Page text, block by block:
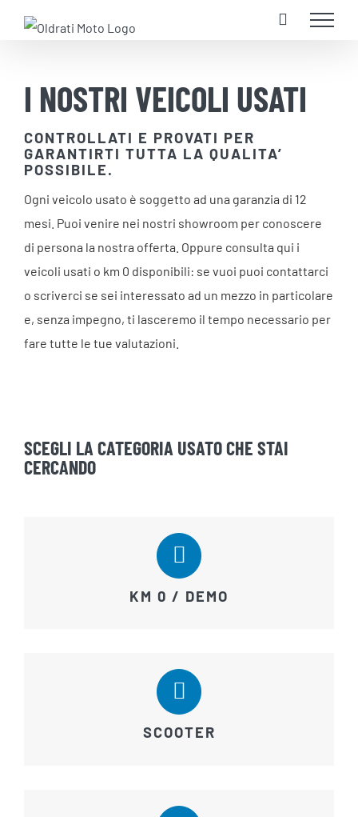
I NOSTRI VEICOLI USATI
CONTROLLATI E PROVATI PER
GARANTIRTI TUTTA LA QUALITA’
POSSIBILE.
Ogni veicolo usato è soggetto ad una garanzia di 12
mesi. Puoi venire nei nostri showroom per conoscere
di persona la nostra offerta. Oppure consulta qui i
veicoli usati o km 0 disponibili: se vuoi puoi contattarci
o scriverci se sei interessato ad un mezzo in particolare
e, senza impegno, ti lasceremo il tempo necessario per
fare tutte le tue valutazioni.
SCEGLI LA CATEGORIA USATO CHE STAI
CERCANDO
KM 0 / DEMO
SCOOTER